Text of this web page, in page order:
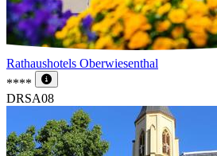
Rathaushotels Oberwiesenthal
****
DRSA08